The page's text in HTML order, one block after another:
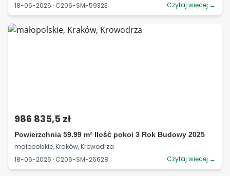
18-06-2026 · C206-SM-59323
Czytaj więcej →
986 835,5 zł
Powierzchnia 59.99 m² Ilość pokoi 3 Rok Budowy 2025
małopolskie, Kraków, Krowodrza
18-06-2026 · C206-SM-26628
Czytaj więcej →